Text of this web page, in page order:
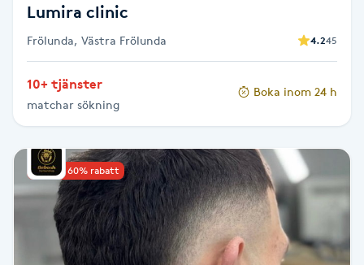
LPG
LPG-behandling
LPG-massage
Luggklippning
Lymfmassage
Läpptatuering
Lumira clinic
Frölunda, Västra Frölunda 4.245
10+ tjänster
matchar sökning
Boka inom 24 h
Upp till 60% rabatt